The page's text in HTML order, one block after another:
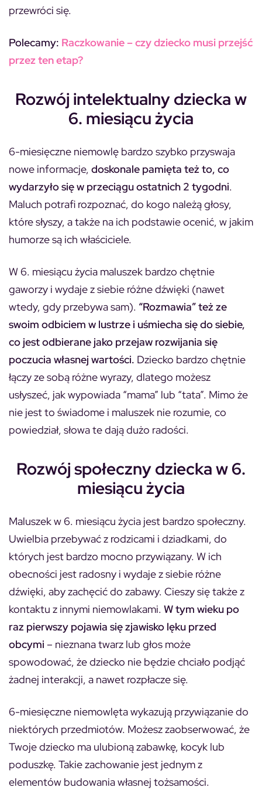
przewróci się.
Polecamy: Raczkowanie – czy dziecko musi przejść
przez ten etap?
Rozwój intelektualny dziecka w
6. miesiącu życia
6-miesięczne niemowlę bardzo szybko przyswaja
nowe informacje, doskonale pamięta też to, co
wydarzyło się w przeciągu ostatnich 2 tygodni.
Maluch potrafi rozpoznać, do kogo należą głosy,
które słyszy, a także na ich podstawie ocenić, w jakim
humorze są ich właściciele.
W 6. miesiącu życia maluszek bardzo chętnie
gaworzy i wydaje z siebie różne dźwięki (nawet
wtedy, gdy przebywa sam). “Rozmawia” też ze
swoim odbiciem w lustrze i uśmiecha się do siebie,
co jest odbierane jako przejaw rozwijania się
poczucia własnej wartości. Dziecko bardzo chętnie
łączy ze sobą różne wyrazy, dlatego możesz
usłyszeć, jak wypowiada “mama” lub “tata”. Mimo że
nie jest to świadome i maluszek nie rozumie, co
powiedział, słowa te dają dużo radości.
Rozwój społeczny dziecka w 6.
miesiącu życia
Maluszek w 6. miesiącu życia jest bardzo społeczny.
Uwielbia przebywać z rodzicami i dziadkami, do
których jest bardzo mocno przywiązany. W ich
obecności jest radosny i wydaje z siebie różne
dźwięki, aby zachęcić do zabawy. Cieszy się także z
kontaktu z innymi niemowlakami. W tym wieku po
raz pierwszy pojawia się zjawisko lęku przed
obcymi – nieznana twarz lub głos może
spowodować, że dziecko nie będzie chciało podjąć
żadnej interakcji, a nawet rozpłacze się.
6-miesięczne niemowlęta wykazują przywiązanie do
niektórych przedmiotów. Możesz zaobserwować, że
Twoje dziecko ma ulubioną zabawkę, kocyk lub
poduszkę. Takie zachowanie jest jednym z
elementów budowania własnej tożsamości.